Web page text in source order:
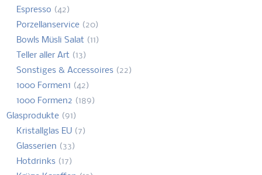
Espresso (42)
Porzellanservice (20)
Bowls Müsli Salat (11)
Teller aller Art (13)
Sonstiges & Accessoires (22)
1000 Formen1 (42)
1000 Formen2 (189)
Glasprodukte (91)
Kristallglas EU (7)
Glasserien (33)
Hotdrinks (17)